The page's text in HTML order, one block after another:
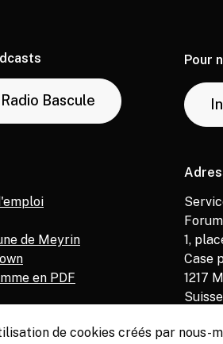
Radio Bascule
Pour
de Meyrin
en PDF
1,
Case
1217
Suisse
de cookies créés par nous-